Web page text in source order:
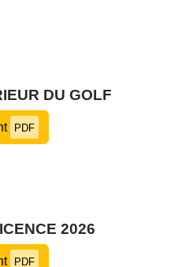
DU GOLF
PDF
2026
PDF